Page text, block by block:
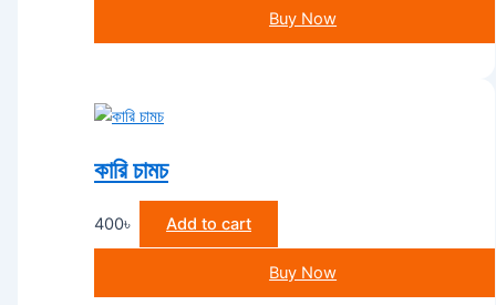
Buy Now
কারি চামচ
400৳ Add to cart
Buy Now